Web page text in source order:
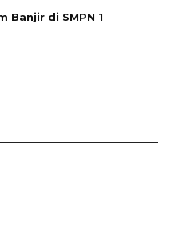
Banjir di SMPN 1